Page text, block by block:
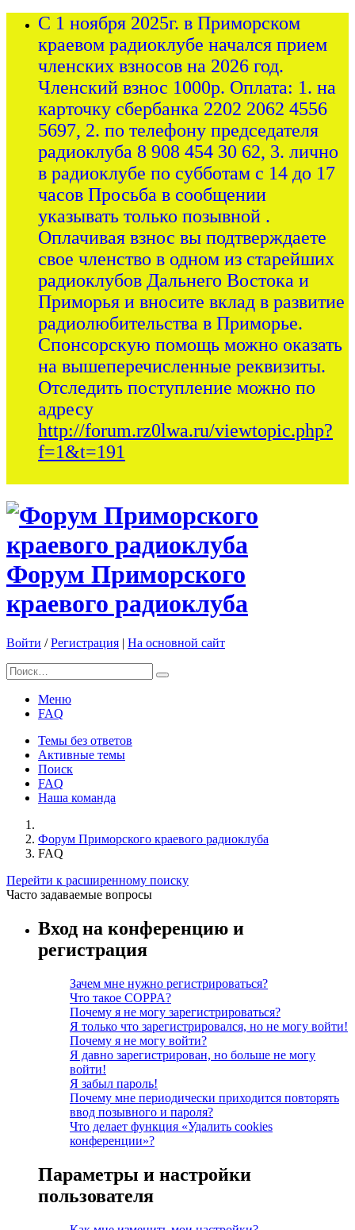
С 1 ноября 2025г. в Приморском
краевом радиоклубе начался прием
членских взносов на 2026 год.
Членский взнос 1000р. Оплата: 1. на
карточку сбербанка 2202 2062 4556
5697, 2. по телефону председателя
радиоклуба 8 908 454 30 62, 3. лично
в радиоклубе по субботам с 14 до 17
часов Просьба в сообщении
указывать только позывной .
Оплачивая взнос вы подтверждаете
свое членство в одном из старейших
радиоклубов Дальнего Востока и
Приморья и вносите вклад в развитие
радиолюбительства в Приморье.
Спонсорскую помощь можно оказать
на вышеперечисленные реквизиты.
Отследить поступление можно по
адресу
http://forum.rz0lwa.ru/viewtopic.php?
f=1&t=191
Форум Приморского
краевого радиоклуба
Войти /Регистрация | На основной сайт
Меню
FAQ
Темы без ответов
Активные темы
Поиск
FAQ
Наша команда
Форум Приморского краевого радиоклуба
FAQ
Перейти к расширенному поиску
Часто задаваемые вопросы
Вход на конференцию и
регистрация
Зачем мне нужно регистрироваться?
Что такое COPPA?
Почему я не могу зарегистрироваться?
Я только что зарегистрировался, но не могу войти!
Почему я не могу войти?
Я давно зарегистрирован, но больше не могу
войти!
Я забыл пароль!
Почему мне периодически приходится повторять
ввод позывного и пароля?
Что делает функция «Удалить cookies
конференции»?
Параметры и настройки
пользователя